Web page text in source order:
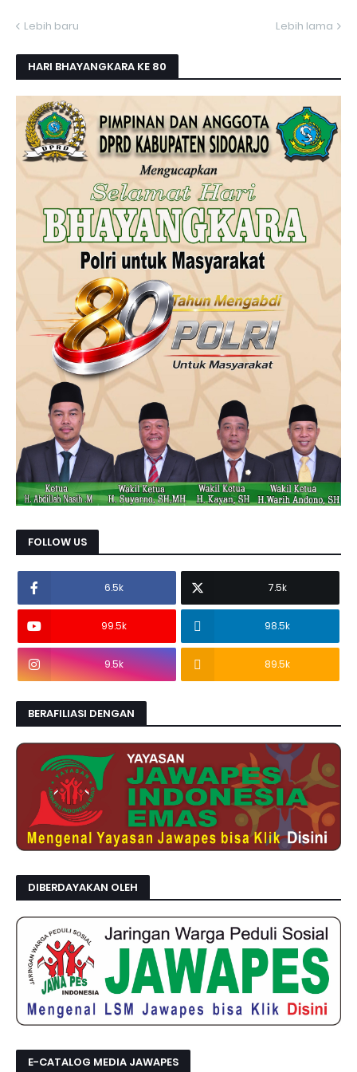
Lebih baru Lebih lama
HARI BHAYANGKARA KE 80
FOLLOW US
6.5k 7.5k
99.5k 98.5k
9.5k 89.5k
BERAFILIASI DENGAN
DIBERDAYAKAN OLEH
E-CATALOG MEDIA JAWAPES